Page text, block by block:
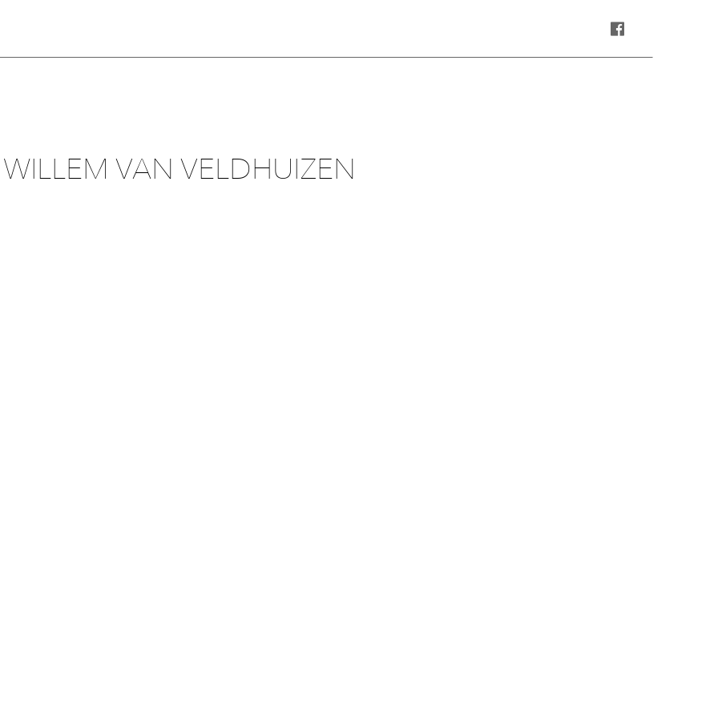
WILLEM VAN VELDHUIZEN